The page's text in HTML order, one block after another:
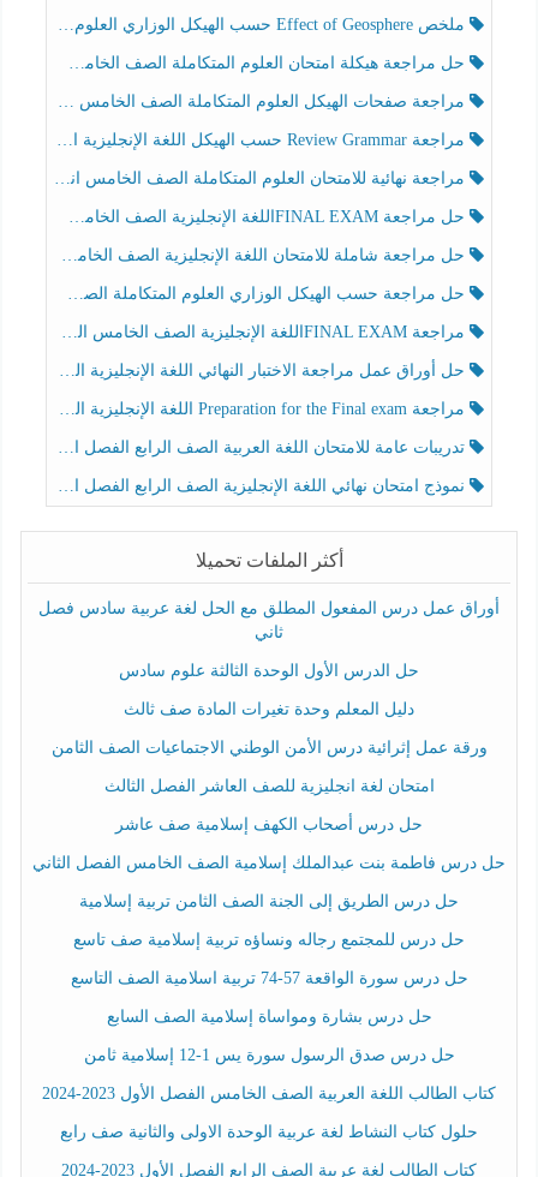
ملخص Effect of Geosphere حسب الهيكل الوزاري العلوم المتكاملة الصف الخامس انسبير الفصل الثالث
حل مراجعة هيكلة امتحان العلوم المتكاملة الصف الخامس عام الفصل الثالث
مراجعة صفحات الهيكل العلوم المتكاملة الصف الخامس انسبير الفصل الثالث
مراجعة Review Grammar حسب الهيكل اللغة الإنجليزية الصف الخامس الفصل الثالث
مراجعة نهائية للامتحان العلوم المتكاملة الصف الخامس انسبير الفصل الثالث
حل مراجعة FINAL EXAMاللغة الإنجليزية الصف الخامس الفصل الثالث
حل مراجعة شاملة للامتحان اللغة الإنجليزية الصف الخامس الفصل الثالث
حل مراجعة حسب الهيكل الوزاري العلوم المتكاملة الصف الخامس عام الفصل الثالث
مراجعة FINAL EXAMاللغة الإنجليزية الصف الخامس الفصل الثالث
حل أوراق عمل مراجعة الاختبار النهائي اللغة الإنجليزية الصف الرابع الفصل الثالث
مراجعة Preparation for the Final exam اللغة الإنجليزية الصف الرابع الفصل الثالث
تدريبات عامة للامتحان اللغة العربية الصف الرابع الفصل الثالث
نموذج امتحان نهائي اللغة الإنجليزية الصف الرابع الفصل الثالث
أكثر الملفات تحميلا
أوراق عمل درس المفعول المطلق مع الحل لغة عربية سادس فصل
ثاني
حل الدرس الأول الوحدة الثالثة علوم سادس
دليل المعلم وحدة تغيرات المادة صف ثالث
ورقة عمل إثرائية درس الأمن الوطني الاجتماعيات الصف الثامن
امتحان لغة انجليزية للصف العاشر الفصل الثالث
حل درس أصحاب الكهف إسلامية صف عاشر
حل درس فاطمة بنت عبدالملك إسلامية الصف الخامس الفصل الثاني
حل درس الطريق إلى الجنة الصف الثامن تربية إسلامية
حل درس للمجتمع رجاله ونساؤه تربية إسلامية صف تاسع
حل درس سورة الواقعة 57-74 تربية اسلامية الصف التاسع
حل درس بشارة ومواساة إسلامية الصف السابع
حل درس صدق الرسول سورة يس 1-12 إسلامية ثامن
كتاب الطالب اللغة العربية الصف الخامس الفصل الأول 2023-2024
حلول كتاب النشاط لغة عربية الوحدة الاولى والثانية صف رابع
كتاب الطالب لغة عربية الصف الرابع الفصل الأول 2023-2024